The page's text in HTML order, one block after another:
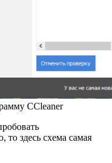
CCleaner
то здесь схема самая